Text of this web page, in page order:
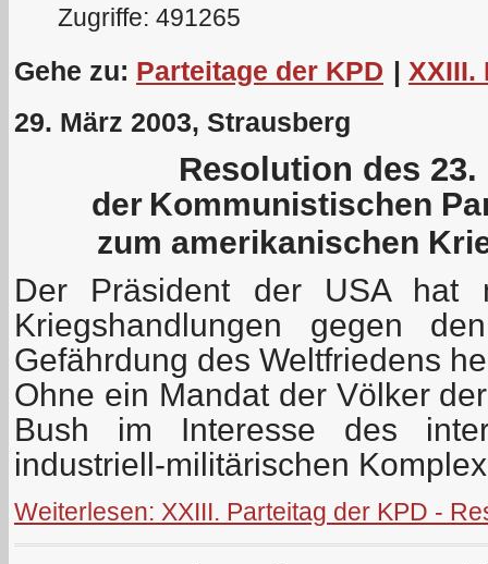
Zugriffe: 491265
Gehe zu: Parteitage der KPD | XXIII.
29. März 2003, Strausberg
Resolution des
der Kommunistischen
zum amerikanischen
Der Präsident der USA hat
Kriegshandlungen gegen
Gefährdung des Weltfriedens
Ohne ein Mandat der Völker
Bush im Interesse des
industriell-militärischen
Weiterlesen: XXIII. Parteitag der KPD -